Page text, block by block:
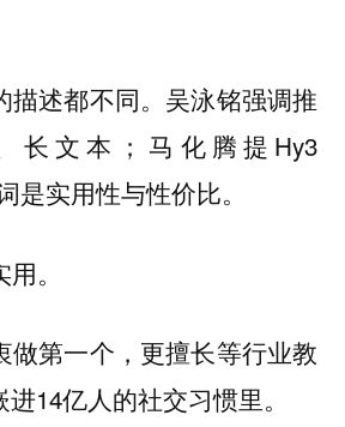
描述都不同。吴泳铭强调推
长文本；马化腾提Hy3
是实用性与性价比。
用。
做第一个，更擅长等行业教
14亿人的社交习惯里。